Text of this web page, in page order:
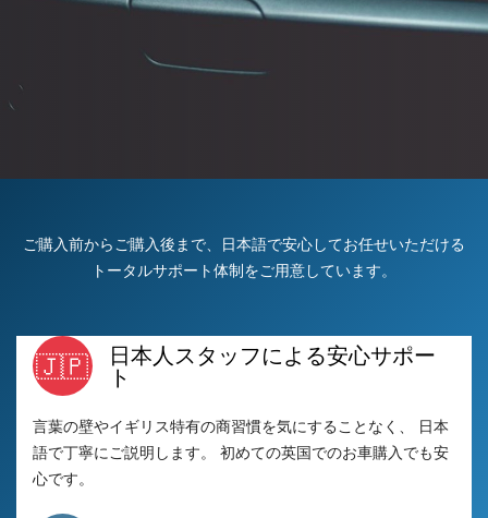
ご購入前からご購入後まで、日本語で安心してお任せいただける
トータルサポート体制をご用意しています。
🇯🇵 日本人スタッフによる安心サポー
ト
言葉の壁やイギリス特有の商習慣を気にすることなく、 日本
語で丁寧にご説明します。 初めての英国でのお車購入でも安
心です。